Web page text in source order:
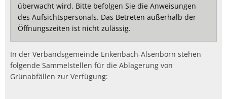
überwacht wird. Bitte befolgen Sie die Anweisungen
des Aufsichtspersonals. Das Betreten außerhalb der
Öffnungszeiten ist nicht zulässig.
In der Verbandsgemeinde Enkenbach-Alsenborn stehen
folgende Sammelstellen für die Ablagerung von
Grünabfällen zur Verfügung: